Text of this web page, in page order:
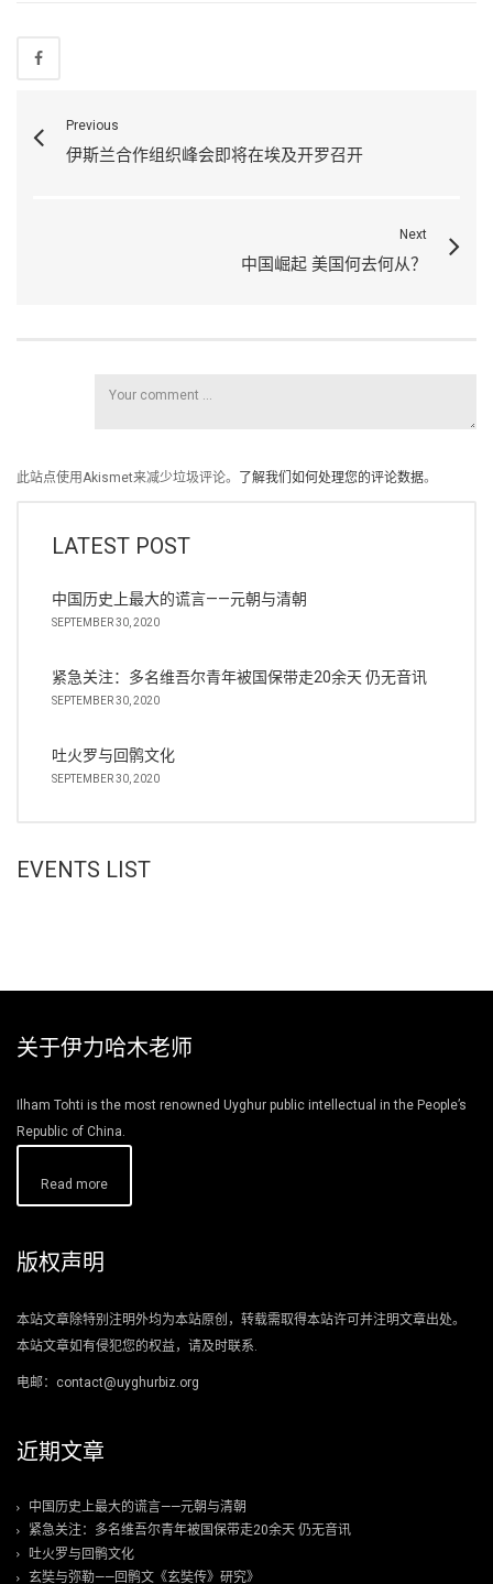
Previous
伊斯兰合作组织峰会即将在埃及开罗召开
Next
中国崛起 美国何去何从？
此站点使用Akismet来减少垃圾评论。 了解我们如何处理您的评论数据。
LATEST POST
中国历史上最大的谎言——元朝与清朝
SEPTEMBER 30, 2020
紧急关注：多名维吾尔青年被国保带走20余天 仍无音讯
SEPTEMBER 30, 2020
吐火罗与回鹘文化
SEPTEMBER 30, 2020
EVENTS LIST
关于伊力哈木老师
Ilham Tohti is the most renowned Uyghur public intellectual in the People’s
Republic of China.
Read more
版权声明
本站文章除特别注明外均为本站原创，转载需取得本站许可并注明文章出处。
本站文章如有侵犯您的权益，请及时联系.
电邮：contact@uyghurbiz.org
近期文章
中国历史上最大的谎言——元朝与清朝
紧急关注：多名维吾尔青年被国保带走20余天 仍无音讯
吐火罗与回鹘文化
玄奘与弥勒——回鹘文《玄奘传》研究》